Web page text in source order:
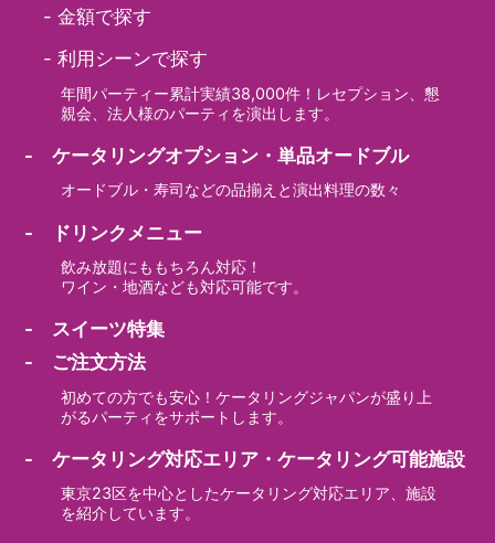
-金額で探す
-利用シーンで探す
年間パーティー累計実績38,000件！レセプション、懇
親会、法人様のパーティを演出します。
- ケータリングオプション・単品オードブル
オードブル・寿司などの品揃えと演出料理の数々
- ドリンクメニュー
飲み放題にももちろん対応！
ワイン・地酒なども対応可能です。
- スイーツ特集
- ご注文方法
初めての方でも安心！ケータリングジャパンが盛り上
がるパーティをサポートします。
- ケータリング対応エリア・ケータリング可能施設
東京23区を中心としたケータリング対応エリア、施設
を紹介しています。